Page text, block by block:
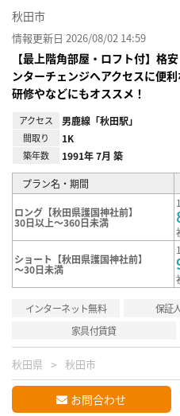
秋田市
情報更新日 2026/08/02 14:59
【最上階角部屋・ロフト付】
ンターチェンジへアクセスに便
研修やなどにもオススメ！
アクセス 男鹿線「秋田駅」
間取り 1K
築年数
1991年 7月 築
プラン名・期間
ロング【秋田県護国神社前】
30日以上～360日未満
ショート【秋田県護国神社前】
～30日未満
インターネット無料 保証
家具付賃貸
秋田県 秋田市
お問合わせ